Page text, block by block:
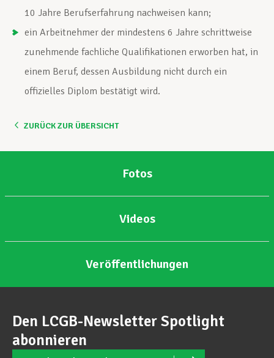
10 Jahre Berufserfahrung nach­weisen kann;
ein Arbeitnehmer der mindestens 6 Jahre schrittweise
zunehmende fachliche Qualifikati­onen erworben hat, in
einem Beruf, dessen Ausbildung nicht durch ein
offizielles Diplom bestätigt wird.
ZURÜCK ZUR ÜBERSICHT
Fotos
Videos
Veröffentlichungen
Den LCGB-Newsletter Spotlight
abonnieren